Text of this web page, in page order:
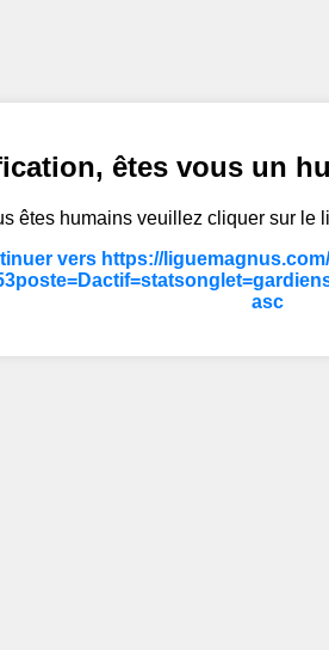
êtes vous un
êtes humains veuillez cliquer sur le
vers https://
asc